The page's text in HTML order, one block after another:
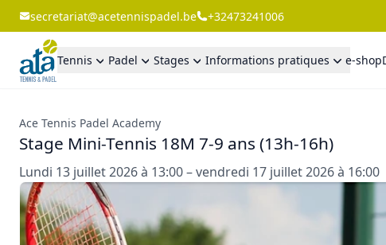
secretariat@acetennispadel.be +32473241006
Tennis Padel Stages Informations pratiques e-shop
Ace Tennis Padel Academy
Stage Mini-Tennis 18M 7-9 ans (13h-16h)
Lundi 13 juillet 2026 à 13:00 – vendredi 17 juillet 2026 à 16:00